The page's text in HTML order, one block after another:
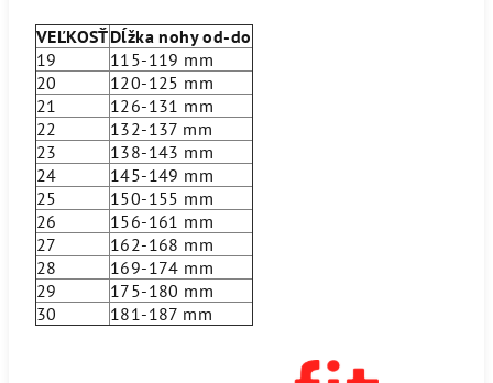
VEĽKOSŤDĺžka nohy od-do
19
115-119 mm
20
120-125 mm
21
126-131 mm
22
132-137 mm
23
138-143 mm
24
145-149 mm
25
150-155 mm
26
156-161 mm
27
162-168 mm
28
169-174 mm
29
175-180 mm
30
181-187 mm